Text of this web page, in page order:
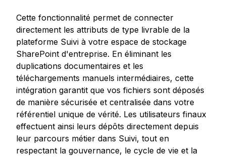
Cette fonctionnalité permet de connecter
directement les attributs de type livrable de la
plateforme Suivi à votre espace de stockage
SharePoint d'entreprise. En éliminant les
duplications documentaires et les
téléchargements manuels intermédiaires, cette
intégration garantit que vos fichiers sont déposés
de manière sécurisée et centralisée dans votre
référentiel unique de vérité. Les utilisateurs finaux
effectuent ainsi leurs dépôts directement depuis
leur parcours métier dans Suivi, tout en
respectant la gouvernance, le cycle de vie et la